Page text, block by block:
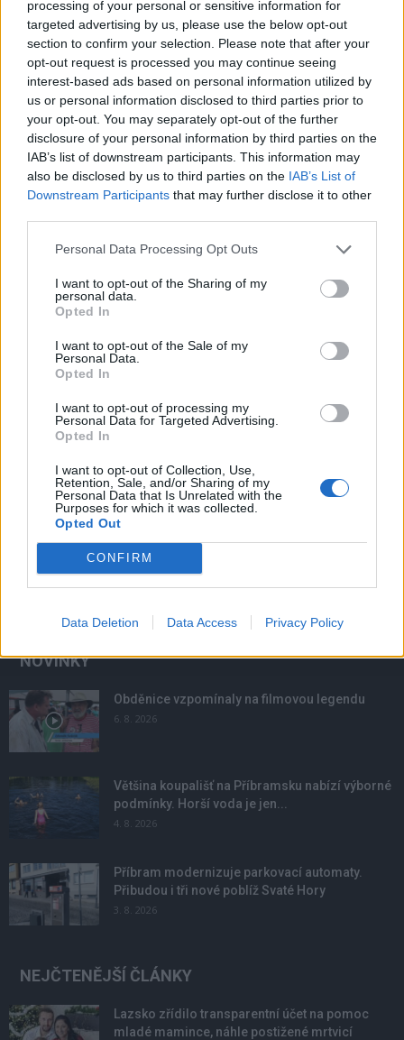
processing of your personal or sensitive information for
targeted advertising by us, please use the below opt-out
section to confirm your selection. Please note that after your
opt-out request is processed you may continue seeing
interest-based ads based on personal information utilized by
us or personal information disclosed to third parties prior to
your opt-out. You may separately opt-out of the further
disclosure of your personal information by third parties on the
IAB’s list of downstream participants. This information may
also be disclosed by us to third parties on the IAB’s List of
Downstream Participants that may further disclose it to other
Personal Data Processing Opt Outs
I want to opt-out of the Sharing of my
personal data.
Opted In
I want to opt-out of the Sale of my
Personal Data.
Opted In
I want to opt-out of processing my
Personal Data for Targeted Advertising.
Opted In
I want to opt-out of Collection, Use,
Retention, Sale, and/or Sharing of my
Personal Data that Is Unrelated with the
Purposes for which it was collected.
Opted Out
CONFIRM
Data Deletion Data Access Privacy Policy
VÍCE OD AUTORA
Zpravodajství
Většina koupališť na Příbramsku nabízí
výborné podmínky. Horší voda je jen na
Živohošti
Zpravodajství
Příbram modernizuje parkovací automaty.
Přibudou i tři nové poblíž Svaté Hory
Obce nově získají body i za předcházení
NOVINKY
Obděnice vzpomínaly na filmovou legendu
6. 8. 2026
Většina koupališť na Příbramsku nabízí výborné
podmínky. Horší voda je jen...
4. 8. 2026
Příbram modernizuje parkovací automaty.
Přibudou i tři nové poblíž Svaté Hory
3. 8. 2026
NEJČTENĚJŠÍ ČLÁNKY
Lazsko zřídilo transparentní účet na pomoc
mladé mamince, náhle postižené mrtvicí